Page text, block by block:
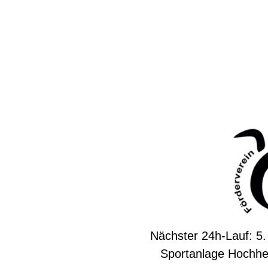
Nächster 24h-Lauf:
Sportanlage